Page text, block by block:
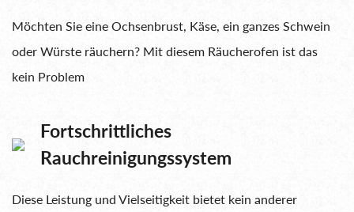
Möchten Sie eine Ochsenbrust, Käse, ein ganzes Schwein
oder Würste räuchern? Mit diesem Räucherofen ist das
kein Problem
Fortschrittliches
Rauchreinigungssystem
Diese Leistung und Vielseitigkeit bietet kein anderer